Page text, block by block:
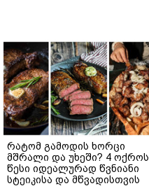
რატომ გამოდის ხორცი
მშრალი და უხეში? 4 ოქროს
წესი იდეალურად წვნიანი
სტეიკისა და მწვადისთვის